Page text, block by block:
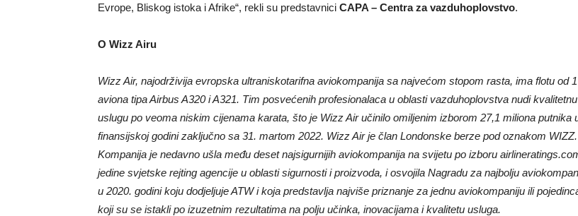
Evrope, Bliskog istoka i Afrike“, rekli su predstavnici CAPA – Centra za vazduhoplovstvo.
O Wizz Airu
Wizz Air, najodrživija evropska ultraniskotarifna aviokompanija sa najvećom stopom rasta, ima flotu od
aviona tipa Airbus A320 i A321. Tim posvećenih profesionalaca u oblasti vazduhoplovstva nudi kvalitetnu
uslugu po veoma niskim cijenama karata, što je Wizz Air učinilo omiljenim izborom 27,1 miliona putnika
finansijskoj godini zaključno sa 31. martom 2022. Wizz Air je član Londonske berze pod oznakom WIZZ.
Kompanija je nedavno ušla među deset najsigurnijih aviokompanija na svijetu po izboru
jedine svjetske rejting agencije u oblasti sigurnosti i proizvoda, i osvojila Nagradu za najbolju
u 2020. godini koju dodjeljuje ATW i koja predstavlja najviše priznanje za jednu aviokompaniju ili
koji su se istakli po izuzetnim rezultatima na polju učinka, inovacijama i kvalitetu usluga.